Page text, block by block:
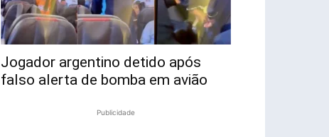
Jogador argentino detido após
falso alerta de bomba em avião
Publicidade